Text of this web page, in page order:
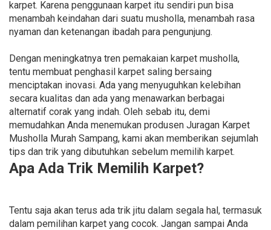
karpet. Karena penggunaan karpet itu sendiri pun bisa
menambah keindahan dari suatu musholla, menambah rasa
nyaman dan ketenangan ibadah para pengunjung.
Dengan meningkatnya tren pemakaian karpet musholla,
tentu membuat penghasil karpet saling bersaing
menciptakan inovasi. Ada yang menyuguhkan kelebihan
secara kualitas dan ada yang menawarkan berbagai
alternatif corak yang indah. Oleh sebab itu, demi
memudahkan Anda menemukan produsen Juragan Karpet
Musholla Murah Sampang, kami akan memberikan sejumlah
tips dan trik yang dibutuhkan sebelum memilih karpet.
Apa Ada Trik Memilih Karpet?
Tentu saja akan terus ada trik jitu dalam segala hal, termasuk
dalam pemilihan karpet yang cocok. Jangan sampai Anda